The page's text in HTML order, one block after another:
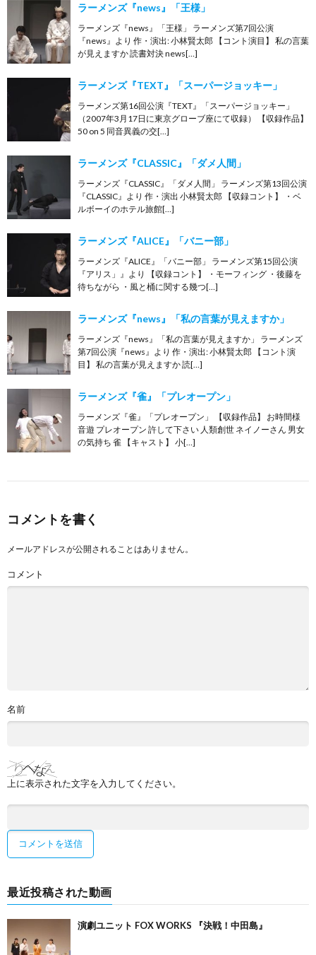
ラーメンズ『news』「王様」
ラーメンズ『news』「王様」 ラーメンズ第7回公演
『news』より 作・演出: 小林賢太郎 【コント演目】 私の言葉
が見えますか 読書対決 news[…]
ラーメンズ『TEXT』「スーパージョッキー」
ラーメンズ第16回公演『TEXT』「スーパージョッキー」
（2007年3月17日に東京グローブ座にて収録） 【収録作品】
50 on 5 同音異義の交[…]
ラーメンズ『CLASSIC』「ダメ人間」
ラーメンズ『CLASSIC』「ダメ人間」 ラーメンズ第13回公演
『CLASSIC』より 作・演出 小林賢太郎 【収録コント】 ・ベ
ルボーイのホテル旅館[…]
ラーメンズ『ALICE』「バニー部」
ラーメンズ『ALICE』「バニー部」 ラーメンズ第15回公演
『アリス」』より 【収録コント】 ・モーフィング ・後藤を
待ちながら ・風と桶に関する幾つ[…]
ラーメンズ『news』「私の言葉が見えますか」
ラーメンズ『news』「私の言葉が見えますか」 ラーメンズ
第7回公演『news』より 作・演出: 小林賢太郎 【コント演
目】 私の言葉が見えますか 読[…]
ラーメンズ『雀』「プレオープン」
ラーメンズ『雀』「プレオープン」 【収録作品】 お時間様
音遊 プレオープン 許して下さい 人類創世 ネイノーさん 男女
の気持ち 雀 【キャスト】 小[…]
コメントを書く
メールアドレスが公開されることはありません。
コメント
名前
上に表示された文字を入力してください。
最近投稿された動画
演劇ユニット FOX WORKS 『決戦！中田島』